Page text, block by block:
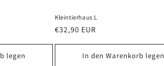
legen
Kleintierhaus L
Normaler
€32,90 EUR
In den Warenkorb legen